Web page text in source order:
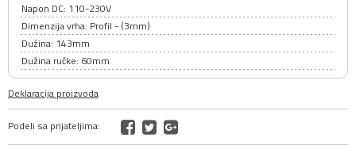
Napon DC: 110-230V
Dimenzija vrha: Profil - (3mm)
Dužina: 143mm
Dužina ručke: 60mm
Deklaracija proizvoda
Podeli sa prijateljima: